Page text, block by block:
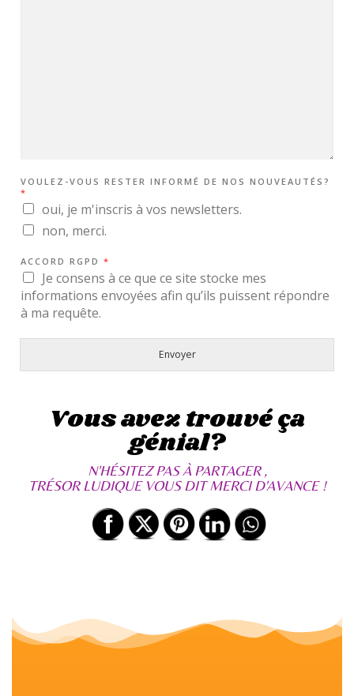
O
S
V
O
S
M
A
I
L
VOULEZ-VOUS RESTER INFORMÉ DE NOS NOUVEAUTÉS?
*
oui, je m'inscris à vos newsletters.
non, merci.
ACCORD RGPD *
Je consens à ce que ce site stocke mes
informations envoyées afin qu’ils puissent répondre
à ma requête.
Envoyer
Vous avez trouvé ça
génial?
N'HÉSITEZ PAS À PARTAGER ,
TRÉSOR LUDIQUE VOUS DIT MERCI D'AVANCE !